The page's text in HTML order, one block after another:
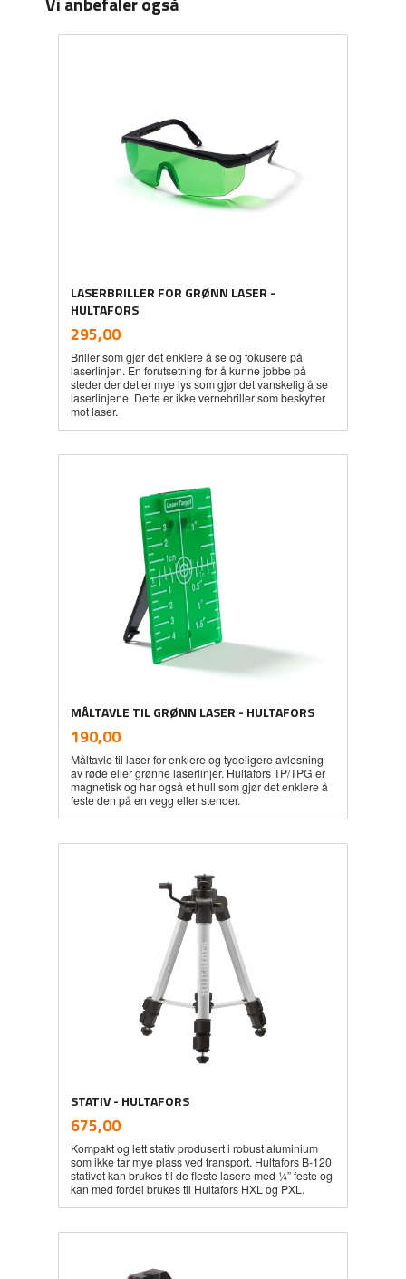
LASERBRILLER FOR GRØNN LASER -
HULTAFORS
Pris
295,00mva.
Briller som gjør det enklere å se og fokusere på
laserlinjen. En forutsetning for å kunne jobbe på
steder der det er mye lys som gjør det vanskelig å se
laserlinjene. Dette er ikke vernebriller som beskytter
mot laser.
MÅLTAVLE TIL GRØNN LASER - HULTAFORS
Pris
190,00mva.
Måltavle til laser for enklere og tydeligere avlesning
av røde eller grønne laserlinjer. Hultafors TP/TPG er
magnetisk og har også et hull som gjør det enklere å
feste den på en vegg eller stender.
STATIV - HULTAFORS
Pris
675,00mva.
Kompakt og lett stativ produsert i robust aluminium
som ikke tar mye plass ved transport. Hultafors B-120
stativet kan brukes til de fleste lasere med ¼” feste og
kan med fordel brukes til Hultafors HXL og PXL.